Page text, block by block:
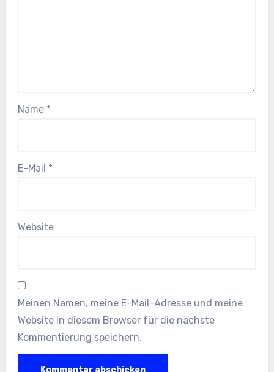
Name *
E-Mail *
Website
Meinen Namen, meine E-Mail-Adresse und meine
Website in diesem Browser für die nächste
Kommentierung speichern.